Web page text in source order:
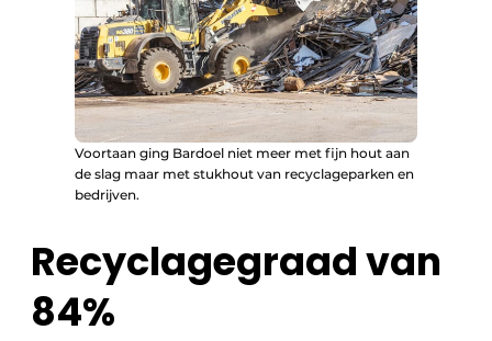
Voortaan ging Bardoel niet meer met fijn hout aan
de slag maar met stukhout van recyclageparken en
bedrijven.
Recyclagegraad van
84%